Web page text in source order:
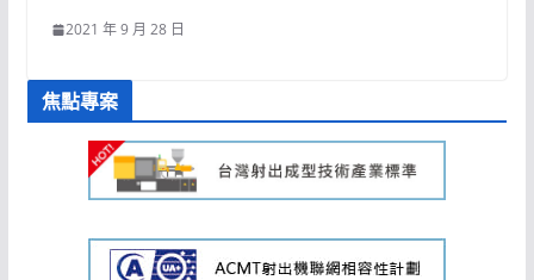
2021 年 9 月 28 日
焦點專案